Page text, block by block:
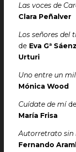
Las voces de
Clara Peñalver
Los señores del
de Eva Gª
Urturi
Uno entre un
Mónica Wood
Cuídate de míde
María Frisa
Autorretrato sin
Fernando